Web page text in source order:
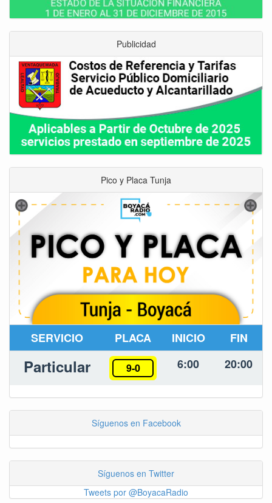
Publicidad
Pico y Placa Tunja
SERVICIO PLACA INICIO FIN
Particular 9-0 6:00 20:00
Síguenos en Facebook
Síguenos en Twitter
Tweets por @BoyacaRadio